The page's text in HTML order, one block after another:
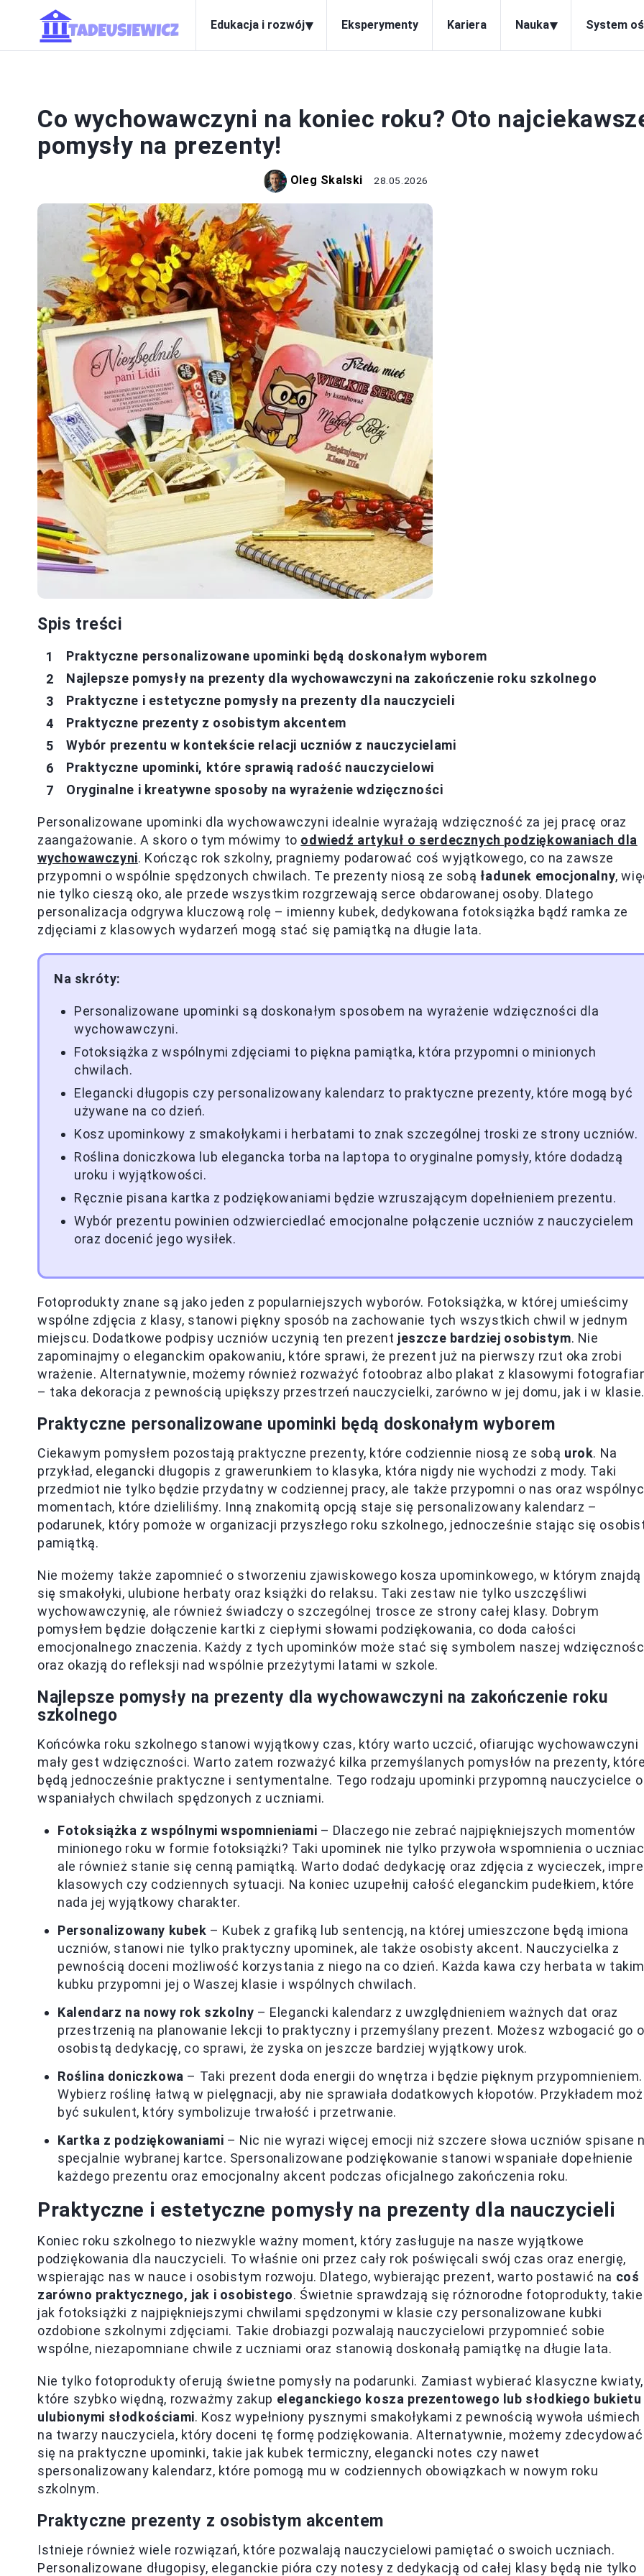
Edukacja i rozwój▾ Eksperymenty Kariera Nauka▾ System
Co wychowawczyni na koniec roku? Oto
pomysły na prezenty!
Oleg Skalski 28.05.2026
Spis treści
Praktyczne personalizowane upominki będą doskonałym wyborem
Najlepsze pomysły na prezenty dla wychowawczyni na zakończenie roku szkolnego
Praktyczne i estetyczne pomysły na prezenty dla nauczycieli
Praktyczne prezenty z osobistym akcentem
Wybór prezentu w kontekście relacji uczniów z nauczycielami
Praktyczne upominki, które sprawią radość nauczycielowi
Oryginalne i kreatywne sposoby na wyrażenie wdzięczności
Personalizowane upominki dla wychowawczyni idealnie wyrażają wdzięczność za jej pracę oraz
zaangażowanie. A skoro o tym mówimy to odwiedź artykuł o serdecznych podziękowaniach dla
wychowawczyni. Kończąc rok szkolny, pragniemy podarować coś wyjątkowego, co na zawsze
przypomni o wspólnie spędzonych chwilach. Te prezenty niosą ze sobą ładunek emocjonalny,
nie tylko cieszą oko, ale przede wszystkim rozgrzewają serce obdarowanej osoby. Dlatego
personalizacja odgrywa kluczową rolę – imienny kubek, dedykowana fotoksiążka bądź ramka ze
zdjęciami z klasowych wydarzeń mogą stać się pamiątką na długie lata.
Na skróty:
Personalizowane upominki są doskonałym sposobem na wyrażenie wdzięczności dla
wychowawczyni.
Fotoksiążka z wspólnymi zdjęciami to piękna pamiątka, która przypomni o minionych
chwilach.
Elegancki długopis czy personalizowany kalendarz to praktyczne prezenty, które mogą być
używane na co dzień.
Kosz upominkowy z smakołykami i herbatami to znak szczególnej troski ze strony uczniów.
Roślina doniczkowa lub elegancka torba na laptopa to oryginalne pomysły, które dodadzą
uroku i wyjątkowości.
Ręcznie pisana kartka z podziękowaniami będzie wzruszającym dopełnieniem prezentu.
Wybór prezentu powinien odzwierciedlać emocjonalne połączenie uczniów z nauczycielem
oraz docenić jego wysiłek.
Fotoprodukty znane są jako jeden z popularniejszych wyborów. Fotoksiążka, w której umieścimy
wspólne zdjęcia z klasy, stanowi piękny sposób na zachowanie tych wszystkich chwil w jednym
miejscu. Dodatkowe podpisy uczniów uczynią ten prezent jeszcze bardziej osobistym. Nie
zapominajmy o eleganckim opakowaniu, które sprawi, że prezent już na pierwszy rzut oka zrobi
wrażenie. Alternatywnie, możemy również rozważyć fotoobraz albo plakat z klasowymi
– taka dekoracja z pewnością upiększy przestrzeń nauczycielki, zarówno w jej domu, jak i w klasie.
Praktyczne personalizowane upominki będą doskonałym wyborem
Ciekawym pomysłem pozostają praktyczne prezenty, które codziennie niosą ze sobą urok. Na
przykład, elegancki długopis z grawerunkiem to klasyka, która nigdy nie wychodzi z mody. Taki
przedmiot nie tylko będzie przydatny w codziennej pracy, ale także przypomni o nas oraz
momentach, które dzieliliśmy. Inną znakomitą opcją staje się personalizowany kalendarz –
podarunek, który pomoże w organizacji przyszłego roku szkolnego, jednocześnie stając się
pamiątką.
Nie możemy także zapomnieć o stworzeniu zjawiskowego kosza upominkowego, w którym znajdą
się smakołyki, ulubione herbaty oraz książki do relaksu. Taki zestaw nie tylko uszczęśliwi
wychowawczynię, ale również świadczy o szczególnej trosce ze strony całej klasy. Dobrym
pomysłem będzie dołączenie kartki z ciepłymi słowami podziękowania, co doda całości
emocjonalnego znaczenia. Każdy z tych upominków może stać się symbolem naszej
oraz okazją do refleksji nad wspólnie przeżytymi latami w szkole.
Najlepsze pomysły na prezenty dla wychowawczyni na zakończenie roku
szkolnego
Końcówka roku szkolnego stanowi wyjątkowy czas, który warto uczcić, ofiarując wychowawczyni
mały gest wdzięczności. Warto zatem rozważyć kilka przemyślanych pomysłów na prezenty,
będą jednocześnie praktyczne i sentymentalne. Tego rodzaju upominki przypomną nauczycielce o
wspaniałych chwilach spędzonych z uczniami.
Fotoksiążka z wspólnymi wspomnieniami – Dlaczego nie zebrać najpiękniejszych momentów
minionego roku w formie fotoksiążki? Taki upominek nie tylko przywoła wspomnienia o
ale również stanie się cenną pamiątką. Warto dodać dedykację oraz zdjęcia z wycieczek,
klasowych czy codziennych sytuacji. Na koniec uzupełnij całość eleganckim pudełkiem, które
nada jej wyjątkowy charakter.
Personalizowany kubek – Kubek z grafiką lub sentencją, na której umieszczone będą imiona
uczniów, stanowi nie tylko praktyczny upominek, ale także osobisty akcent. Nauczycielka z
pewnością doceni możliwość korzystania z niego na co dzień. Każda kawa czy herbata w takim
kubku przypomni jej o Waszej klasie i wspólnych chwilach.
Kalendarz na nowy rok szkolny – Elegancki kalendarz z uwzględnieniem ważnych dat oraz
przestrzenią na planowanie lekcji to praktyczny i przemyślany prezent. Możesz wzbogacić go o
osobistą dedykację, co sprawi, że zyska on jeszcze bardziej wyjątkowy urok.
Roślina doniczkowa – Taki prezent doda energii do wnętrza i będzie pięknym przypomnieniem.
Wybierz roślinę łatwą w pielęgnacji, aby nie sprawiała dodatkowych kłopotów. Przykładem
być sukulent, który symbolizuje trwałość i przetrwanie.
Kartka z podziękowaniami – Nic nie wyrazi więcej emocji niż szczere słowa uczniów spisane
specjalnie wybranej kartce. Spersonalizowane podziękowanie stanowi wspaniałe dopełnienie
każdego prezentu oraz emocjonalny akcent podczas oficjalnego zakończenia roku.
Praktyczne i estetyczne pomysły na prezenty dla nauczycieli
Koniec roku szkolnego to niezwykle ważny moment, który zasługuje na nasze wyjątkowe
podziękowania dla nauczycieli. To właśnie oni przez cały rok poświęcali swój czas oraz energię,
wspierając nas w nauce i osobistym rozwoju. Dlatego, wybierając prezent, warto postawić na coś
zarówno praktycznego, jak i osobistego. Świetnie sprawdzają się różnorodne fotoprodukty, takie
jak fotoksiążki z najpiękniejszymi chwilami spędzonymi w klasie czy personalizowane kubki
ozdobione szkolnymi zdjęciami. Takie drobiazgi pozwalają nauczycielowi przypomnieć sobie
wspólne, niezapomniane chwile z uczniami oraz stanowią doskonałą pamiątkę na długie lata.
Nie tylko fotoprodukty oferują świetne pomysły na podarunki. Zamiast wybierać klasyczne kwiaty,
które szybko więdną, rozważmy zakup eleganckiego kosza prezentowego lub słodkiego bukietu
ulubionymi słodkościami. Kosz wypełniony pysznymi smakołykami z pewnością wywoła uśmiech
na twarzy nauczyciela, który doceni tę formę podziękowania. Alternatywnie, możemy zdecydować
się na praktyczne upominki, takie jak kubek termiczny, elegancki notes czy nawet
spersonalizowany kalendarz, które pomogą mu w codziennych obowiązkach w nowym roku
szkolnym.
Praktyczne prezenty z osobistym akcentem
Istnieje również wiele rozwiązań, które pozwalają nauczycielowi pamiętać o swoich uczniach.
Personalizowane długopisy, eleganckie pióra czy notesy z dedykacją od całej klasy będą nie tylko